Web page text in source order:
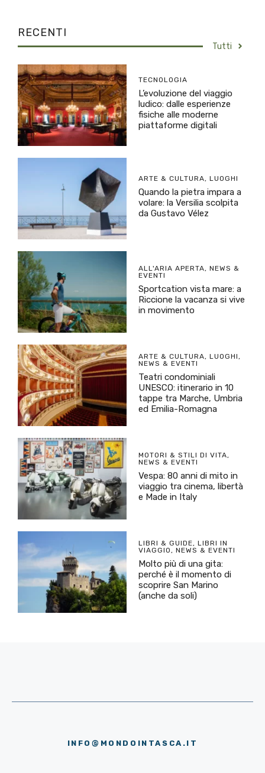
RECENTI
Tutti
TECNOLOGIA
L’evoluzione del viaggio
ludico: dalle esperienze
fisiche alle moderne
piattaforme digitali
ARTE & CULTURA, LUOGHI
Quando la pietra impara a
volare: la Versilia scolpita
da Gustavo Vélez
ALL'ARIA APERTA, NEWS &
EVENTI
Sportcation vista mare: a
Riccione la vacanza si vive
in movimento
ARTE & CULTURA, LUOGHI,
NEWS & EVENTI
Teatri condominiali
UNESCO: itinerario in 10
tappe tra Marche, Umbria
ed Emilia-Romagna
MOTORI & STILI DI VITA,
NEWS & EVENTI
Vespa: 80 anni di mito in
viaggio tra cinema, libertà
e Made in Italy
LIBRI & GUIDE, LIBRI IN
VIAGGIO, NEWS & EVENTI
Molto più di una gita:
perché è il momento di
scoprire San Marino
(anche da soli)
INFO@MONDOINTASCA.IT